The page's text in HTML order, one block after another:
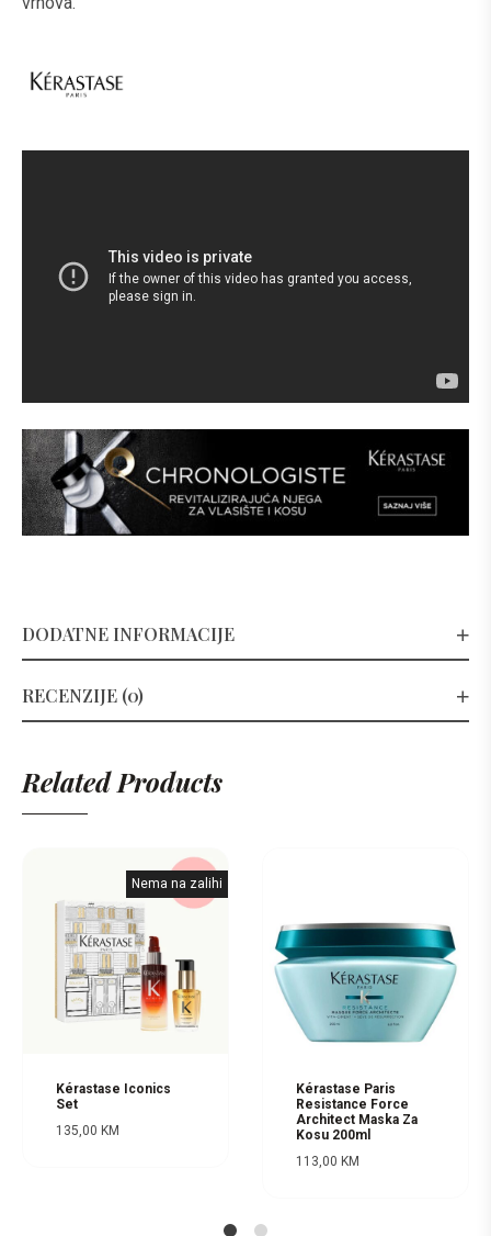
DODATNE INFORMACIJE
RECENZIJE (0)
Related Products
Nema na zalihi
Kérastase Iconics
Set
135,00 KM
Kérastase Paris
Resistance Force
Architect Maska Za
Kosu 200ml
113,00 KM